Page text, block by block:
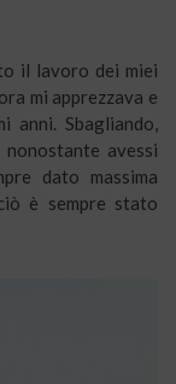
il lavoro dei miei
mi apprezzava e
anni. Sbagliando,
avessi
dato massima
è sempre stato